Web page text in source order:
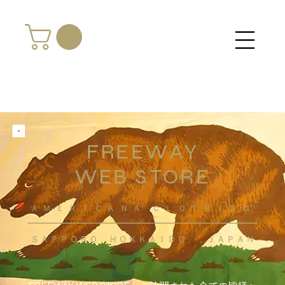
FREEWAY
WEB STORE
​ＡＭＥＲＩＣＡＮＡ ＣＬＯＴＨＩＮＧ
ＳＡＰＰＯＲＯ ＨＯＫＫＡＩＤＯ ，ＪＡＰＡＮ